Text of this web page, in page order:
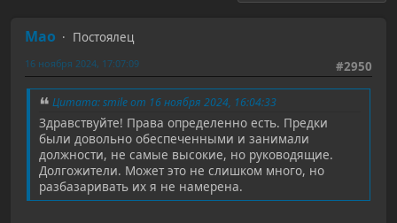
Mao
Постоялец
#2950
16 ноября 2024, 17:07:09
Цитата: smile от 16 ноября 2024, 16:04:33
Здравствуйте! Права определенно есть. Предки
были довольно обеспеченными и занимали
должности, не самые высокие, но руководящие.
Долгожители. Может это не слишком много, но
разбазаривать их я не намерена.